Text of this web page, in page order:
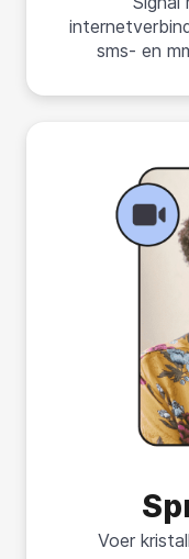
sms- en
Voer